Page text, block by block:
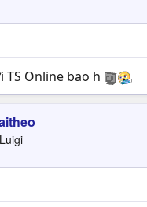
TS Online bao h